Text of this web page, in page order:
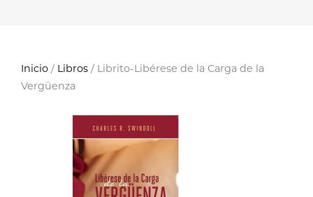
Inicio / Libros / Librito-Libérese de la Carga de la
Vergüenza